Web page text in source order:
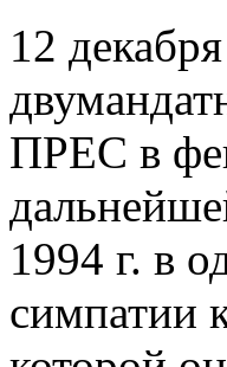
12
ПРЕС в
1994 г. в
симпатии